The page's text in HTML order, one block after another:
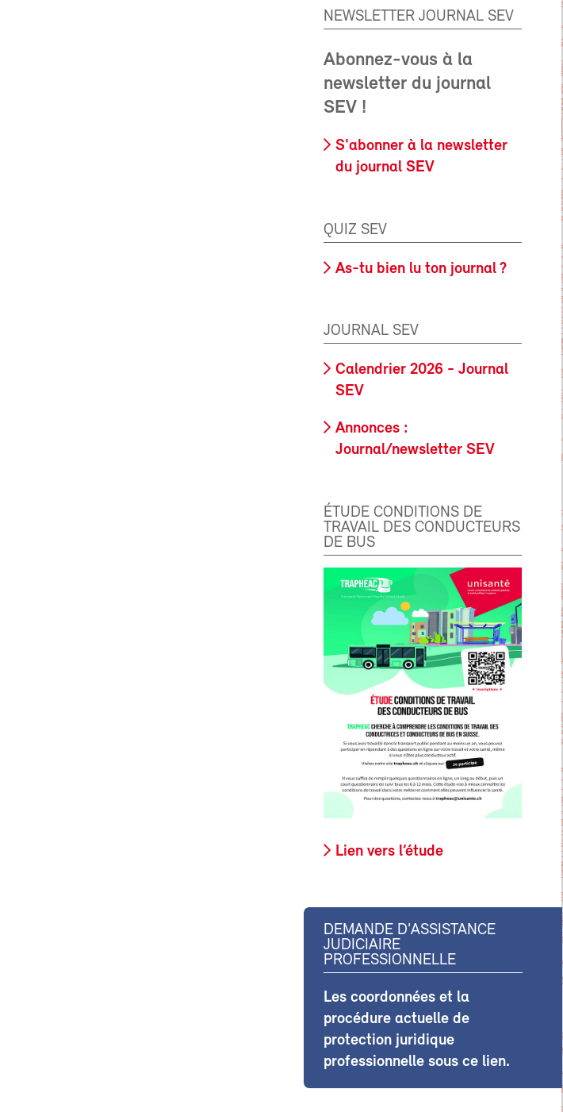
NEWSLETTER JOURNAL SEV
Abonnez-vous à la
newsletter du journal
SEV !
S'abonner à la newsletter
du journal SEV
QUIZ SEV
As-tu bien lu ton journal ?
JOURNAL SEV
Calendrier 2026 - Journal
SEV
Annonces :
Journal/newsletter SEV
ÉTUDE CONDITIONS DE
TRAVAIL DES CONDUCTEURS
DE BUS
Lien vers l’étude
DEMANDE D'ASSISTANCE
JUDICIAIRE
PROFESSIONNELLE
Les coordonnées et la
procédure actuelle de
protection juridique
professionnelle sous ce lien.